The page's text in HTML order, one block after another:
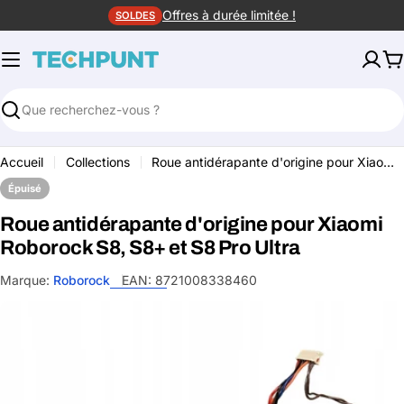
au
contenu
SOLDES Offres à durée limitée !
Rechercher
Accueil Collections Roue antidérapante d'origine pour Xiaomi Roborock S8, S8+ et S8 Pro Ultra
Épuisé
Roue antidérapante d'origine pour Xiaomi
Roborock S8, S8+ et S8 Pro Ultra
Marque: Roborock EAN: 8721008338460